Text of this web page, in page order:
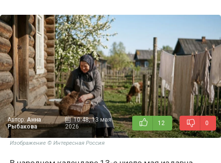
Автор: Анна
Рыбакова
10:48, 13 мая
2026
12 0
Изображение © Интересная Россия